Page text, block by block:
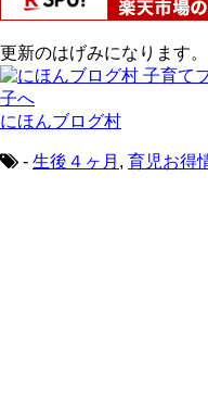
更新のはげみになります
にほんブログ村
- 生後４ヶ月 , 育児お得